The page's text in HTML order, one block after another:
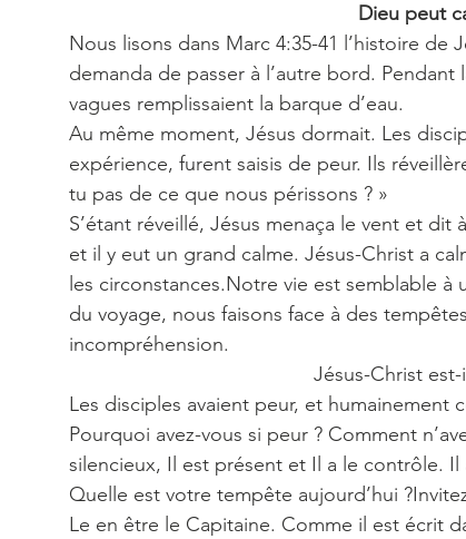
Dieu peut calmer
Nous lisons dans Marc 4:35-41 l’histoire de
demanda de passer à l’autre bord.
vagues remplissaient la barque d’eau.
Au même moment, Jésus dormait. Les
expérience, furent saisis de peur. Ils
tu pas de ce que nous périssons ? »
S’étant réveillé, Jésus menaça le vent et dit
et il y eut un grand calme. Jésus-Christ a
les circonstances.Notre vie est semblable
du voyage, nous faisons face à des
incompréhension.
Jésus-Christ est-il dans
Les disciples avaient peur, et humainement
Pourquoi avez-vous si peur ? Comment
silencieux, Il est présent et Il a le contrôle.
Quelle est votre tempête aujourd’hui
Le en être le Capitaine. Comme il est écrit